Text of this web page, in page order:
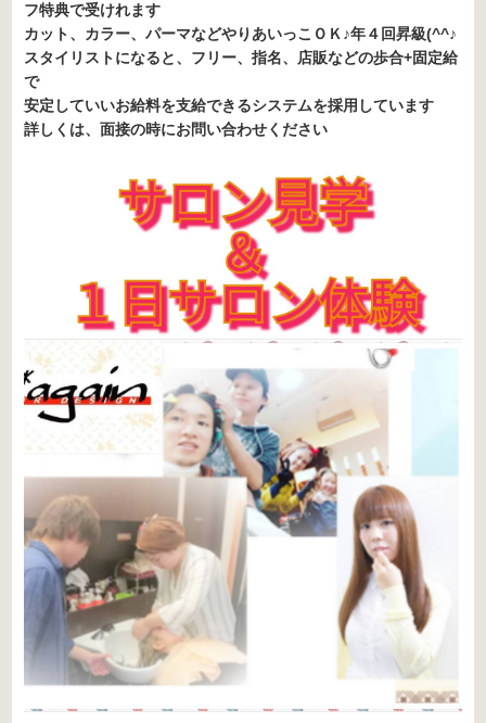
フ特典で受けれます
カット、カラー、パーマなどやりあいっこＯＫ♪年４回昇級(^^♪
スタイリストになると、フリー、指名、店販などの歩合+固定給
で
安定していいお給料を支給できるシステムを採用しています
詳しくは、面接の時にお問い合わせください